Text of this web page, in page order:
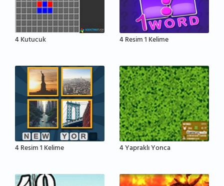
4 Kutucuk 4 Resim 1 Kelime
4 Resim 1 Kelime 4 Yapraklı Yonca